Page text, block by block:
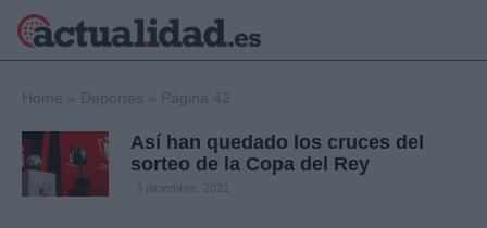
Política
Home » Deportes » Página 42
Así han quedado los cruces del
sorteo de la Copa del Rey
3 diciembre, 2021